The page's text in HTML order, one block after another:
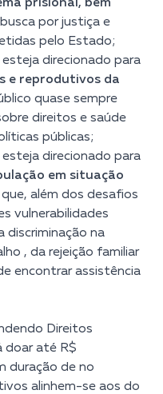
prisional, bem
por justiça e
pelo Estado;
direcionado para
e reprodutivos da
quase sempre
direitos e saúde
públicas;
direcionado para
em situação
além dos desafios
vulnerabilidades
discriminação na
, da rejeição familiar
encontrar assistência
Direitos
doar até R$
duração de no
alinhem-se aos do